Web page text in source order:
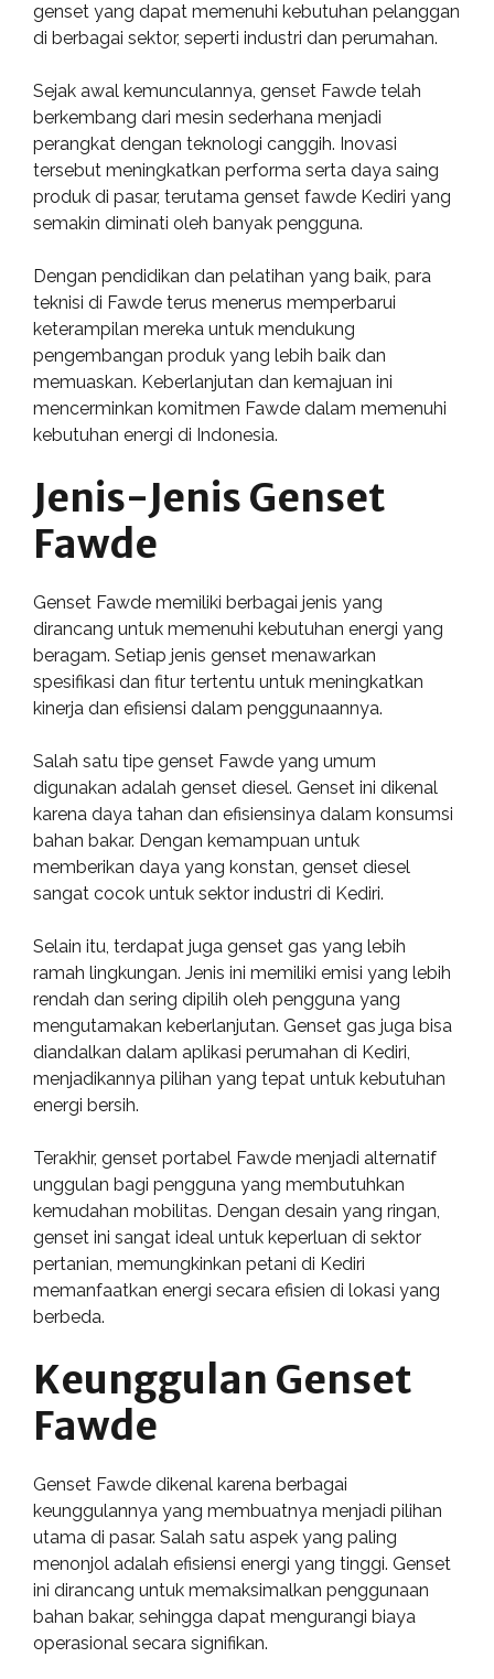
genset yang dapat memenuhi kebutuhan pelanggan
di berbagai sektor, seperti industri dan perumahan.
Sejak awal kemunculannya, genset Fawde telah
berkembang dari mesin sederhana menjadi
perangkat dengan teknologi canggih. Inovasi
tersebut meningkatkan performa serta daya saing
produk di pasar, terutama genset fawde Kediri yang
semakin diminati oleh banyak pengguna.
Dengan pendidikan dan pelatihan yang baik, para
teknisi di Fawde terus menerus memperbarui
keterampilan mereka untuk mendukung
pengembangan produk yang lebih baik dan
memuaskan. Keberlanjutan dan kemajuan ini
mencerminkan komitmen Fawde dalam memenuhi
kebutuhan energi di Indonesia.
Jenis-Jenis Genset
Fawde
Genset Fawde memiliki berbagai jenis yang
dirancang untuk memenuhi kebutuhan energi yang
beragam. Setiap jenis genset menawarkan
spesifikasi dan fitur tertentu untuk meningkatkan
kinerja dan efisiensi dalam penggunaannya.
Salah satu tipe genset Fawde yang umum
digunakan adalah genset diesel. Genset ini dikenal
karena daya tahan dan efisiensinya dalam konsumsi
bahan bakar. Dengan kemampuan untuk
memberikan daya yang konstan, genset diesel
sangat cocok untuk sektor industri di Kediri.
Selain itu, terdapat juga genset gas yang lebih
ramah lingkungan. Jenis ini memiliki emisi yang lebih
rendah dan sering dipilih oleh pengguna yang
mengutamakan keberlanjutan. Genset gas juga bisa
diandalkan dalam aplikasi perumahan di Kediri,
menjadikannya pilihan yang tepat untuk kebutuhan
energi bersih.
Terakhir, genset portabel Fawde menjadi alternatif
unggulan bagi pengguna yang membutuhkan
kemudahan mobilitas. Dengan desain yang ringan,
genset ini sangat ideal untuk keperluan di sektor
pertanian, memungkinkan petani di Kediri
memanfaatkan energi secara efisien di lokasi yang
berbeda.
Keunggulan Genset
Fawde
Genset Fawde dikenal karena berbagai
keunggulannya yang membuatnya menjadi pilihan
utama di pasar. Salah satu aspek yang paling
menonjol adalah efisiensi energi yang tinggi. Genset
ini dirancang untuk memaksimalkan penggunaan
bahan bakar, sehingga dapat mengurangi biaya
operasional secara signifikan.